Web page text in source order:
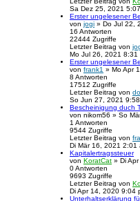
Sa Dez 25, 2021
Erster ungelesener
von jogi » Do Jul 22,
16 Antworten
22444 Zugriffe
Letzter Beitrag von
Mo Jul 26, 2021 8:31
Erster ungelesener
von frank1 » Mo Apr
8 Antworten
17512 Zugriffe
Letzter Beitrag von
So Jun 27, 2021
Bescheinigung duch
von nikom56 » So
1 Antworten
9544 Zugriffe
Letzter Beitrag von
Di Mär 16, 2021 2:01
Kapitalertragssteuer
von KoratCat » Di
0Antworten
9693 Zugriffe
Letzter Beitrag von
Di Apr 14, 2020 9:04
Unterhaltserklärung